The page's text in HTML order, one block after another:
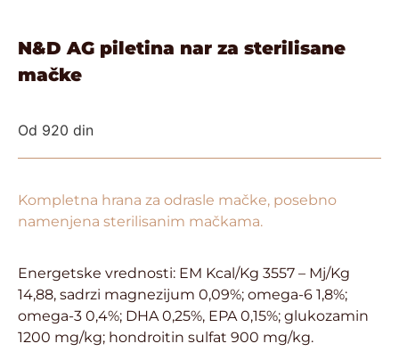
N&D AG piletina nar za sterilisane
mačke
Od 920 din
Kompletna hrana za odrasle mačke, posebno
namenjena sterilisanim mačkama.
Energetske vrednosti: EM Kcal/Kg 3557 – Mj/Kg
14,88, sadrzi magnezijum 0,09%; omega-6 1,8%;
omega-3 0,4%; DHA 0,25%, EPA 0,15%; glukozamin
1200 mg/kg; hondroitin sulfat 900 mg/kg.